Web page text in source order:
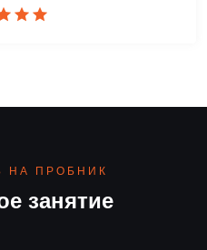
занятие
НА ПРОБНИК